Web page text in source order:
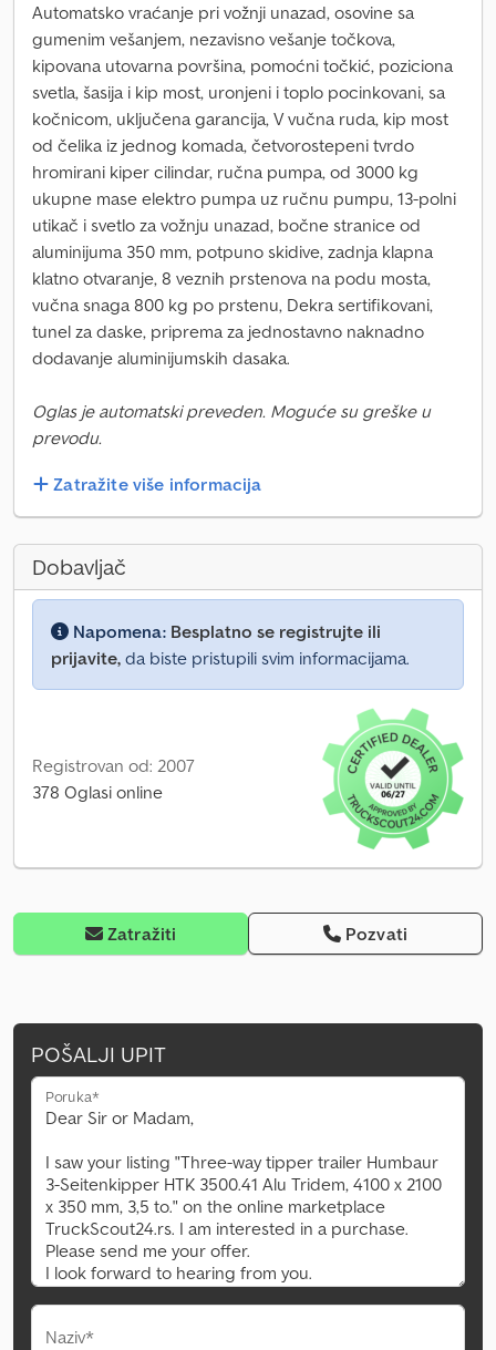
Automatsko vraćanje pri vožnji unazad, osovine sa
gumenim vešanjem, nezavisno vešanje točkova,
kipovana utovarna površina, pomoćni točkić, poziciona
svetla, šasija i kip most, uronjeni i toplo pocinkovani, sa
kočnicom, uključena garancija, V vučna ruda, kip most
od čelika iz jednog komada, četvorostepeni tvrdo
hromirani kiper cilindar, ručna pumpa, od 3000 kg
ukupne mase elektro pumpa uz ručnu pumpu, 13-polni
utikač i svetlo za vožnju unazad, bočne stranice od
aluminijuma 350 mm, potpuno skidive, zadnja klapna
klatno otvaranje, 8 veznih prstenova na podu mosta,
vučna snaga 800 kg po prstenu, Dekra sertifikovani,
tunel za daske, priprema za jednostavno naknadno
dodavanje aluminijumskih dasaka.
Oglas je automatski preveden. Moguće su greške u
prevodu.
Zatražite više informacija
Dobavljač
Napomena: Besplatno se registrujte ili
prijavite, da biste pristupili svim informacijama.
Registrovan od: 2007
378 Oglasi online
Zatražiti Pozvati
POŠALJI UPIT
Poruka*
Naziv*